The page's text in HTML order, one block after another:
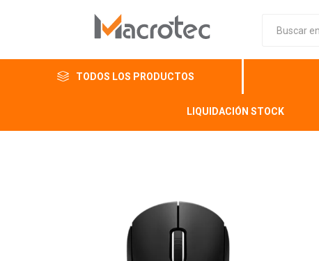
TODOS LOS PRODUCTOS
LIQUIDACIÓN STOCK